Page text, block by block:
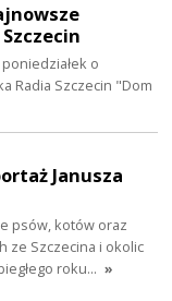
o
Radia Szczecin "Dom
Janusza
psów, kotów oraz
ze Szczecina i okolic
roku… »